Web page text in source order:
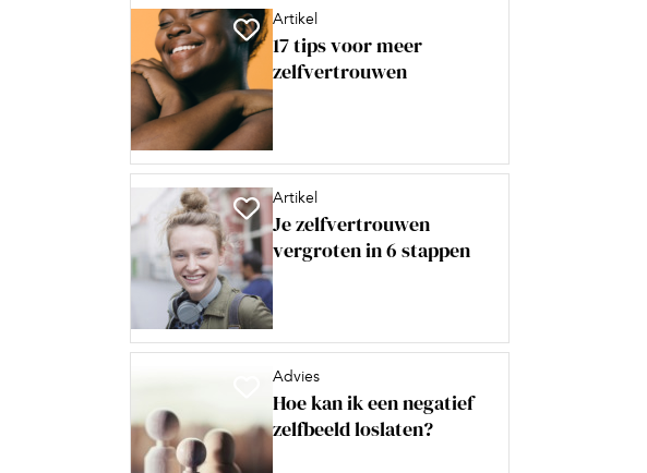
Artikel
17 tips voor meer
zelfvertrouwen
Artikel
Je zelfvertrouwen
vergroten in 6 stappen
Advies
Hoe kan ik een negatief
zelfbeeld loslaten?